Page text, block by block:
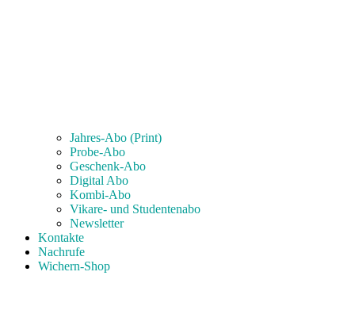
Jahres-Abo (Print)
Probe-Abo
Geschenk-Abo
Digital Abo
Kombi-Abo
Vikare- und Studentenabo
Newsletter
Kontakte
Nachrufe
Wichern-Shop